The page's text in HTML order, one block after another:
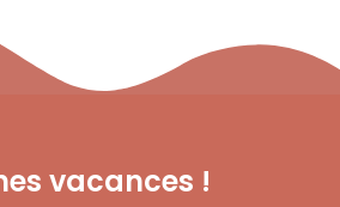
vacances !